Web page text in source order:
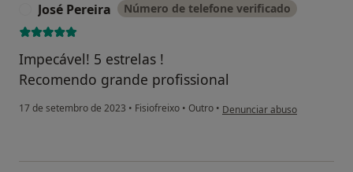
José Pereira Número de telefone verificado
Impecável! 5 estrelas !
Recomendo grande profissional
17 de setembro de 2023 • Fisiofreixo • Outro • na opinião do utilizador José
Denunciar abuso